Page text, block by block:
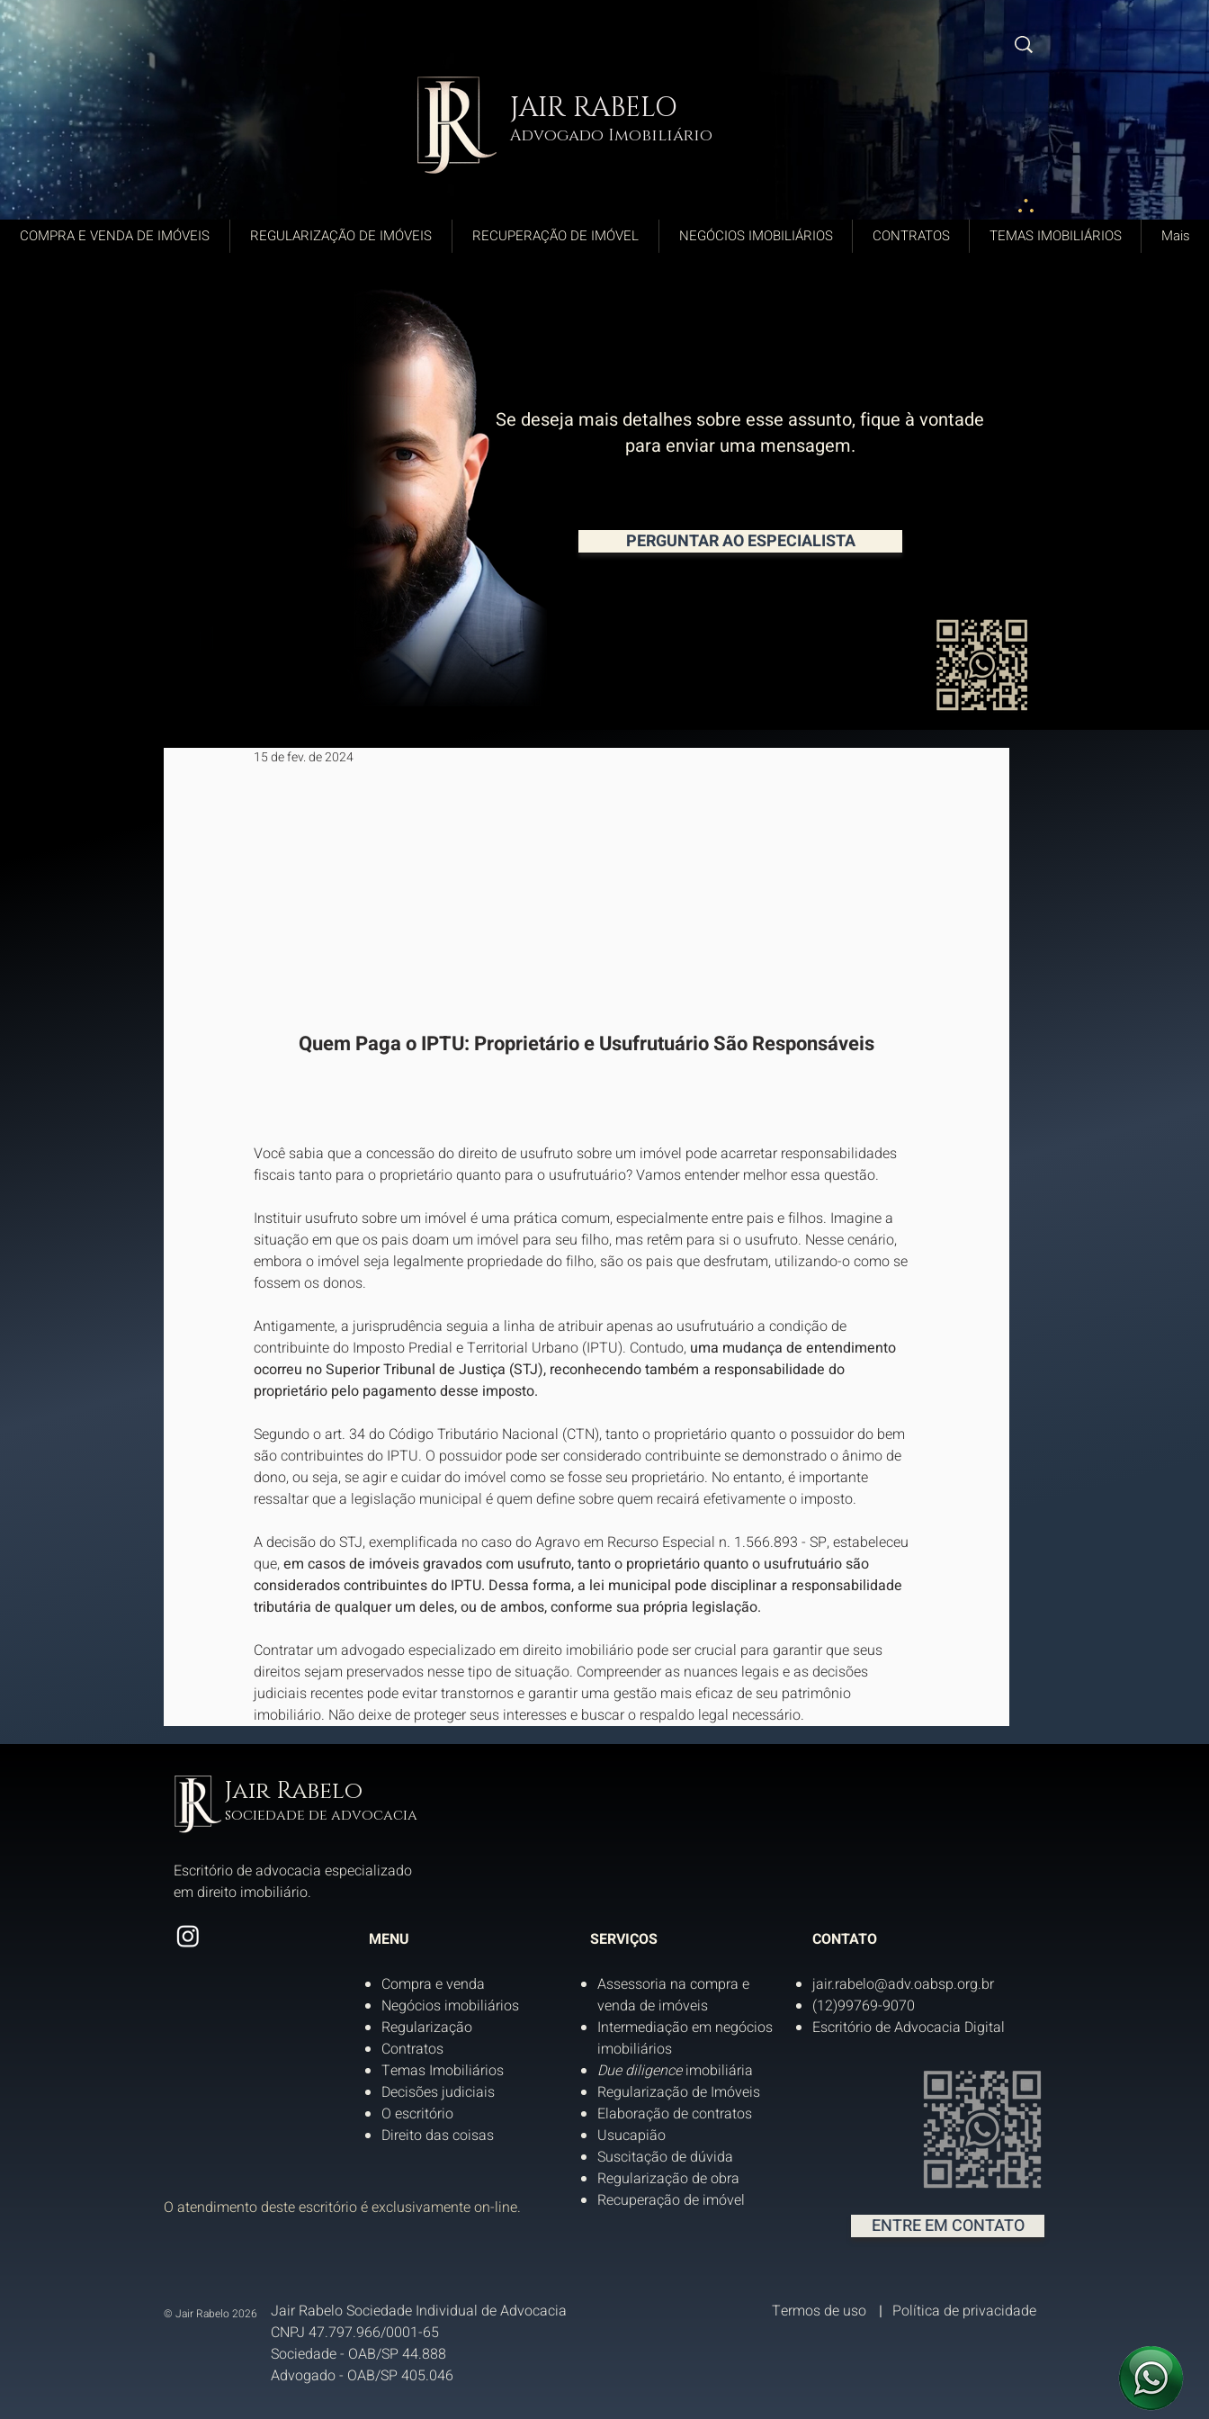
JAIR RABELO
Advogado Imobiliário
COMPRA E VENDA DE IMÓVEIS REGULARIZAÇÃO DE IMÓVEIS RECUPERAÇÃO DE IMÓVEL NEGÓCIOS IMOBILIÁRIOS CONTRATOS TEMAS IMOBILIÁRIOS Mais
Se deseja mais detalhes sobre esse assunto, fique à vontade
para enviar uma mensagem.
PERGUNTAR AO ESPECIALISTA
15 de fev. de 2024
Quem Paga o IPTU: Proprietário e Usufrutuário São Responsáveis
Você sabia que a concessão do direito de usufruto sobre um imóvel pode acarretar responsabilidades
fiscais tanto para o proprietário quanto para o usufrutuário? Vamos entender melhor essa questão.
Instituir usufruto sobre um imóvel é uma prática comum, especialmente entre pais e filhos. Imagine a
situação em que os pais doam um imóvel para seu filho, mas retêm para si o usufruto. Nesse cenário,
embora o imóvel seja legalmente propriedade do filho, são os pais que desfrutam, utilizando-o como se
fossem os donos.
Antigamente, a jurisprudência seguia a linha de atribuir apenas ao usufrutuário a condição de
contribuinte do Imposto Predial e Territorial Urbano (IPTU). Contudo, uma mudança de entendimento
ocorreu no Superior Tribunal de Justiça (STJ), reconhecendo também a responsabilidade do
proprietário pelo pagamento desse imposto.
Segundo o art. 34 do Código Tributário Nacional (CTN), tanto o proprietário quanto o possuidor do bem
são contribuintes do IPTU. O possuidor pode ser considerado contribuinte se demonstrado o ânimo de
dono, ou seja, se agir e cuidar do imóvel como se fosse seu proprietário. No entanto, é importante
ressaltar que a legislação municipal é quem define sobre quem recairá efetivamente o imposto.
A decisão do STJ, exemplificada no caso do Agravo em Recurso Especial n. 1.566.893 - SP, estabeleceu
que, em casos de imóveis gravados com usufruto, tanto o proprietário quanto o usufrutuário são
considerados contribuintes do IPTU. Dessa forma, a lei municipal pode disciplinar a responsabilidade
tributária de qualquer um deles, ou de ambos, conforme sua própria legislação.
Contratar um advogado especializado em direito imobiliário pode ser crucial para garantir que seus
direitos sejam preservados nesse tipo de situação. Compreender as nuances legais e as decisões
judiciais recentes pode evitar transtornos e garantir uma gestão mais eficaz de seu patrimônio
imobiliário. Não deixe de proteger seus interesses e buscar o respaldo legal necessário.
Jair Rabelo
sociedade de advocacia
Escritório de advocacia especializado
em direito imobiliário.
MENU
Compra e venda
Negócios imobiliários
Regularização
Contratos
Temas Imobiliários
Decisões judiciais
O escritório
Direito das coisas
O atendimento deste escritório é exclusivamente on-line.
SERVIÇOS
Assessoria na compra e
venda de imóveis
Intermediação em negócios
imobiliários
Due diligenceimobiliária
Regularização de Imóveis
Elaboração de contratos
Usucapião
Suscitação de dúvida
Regularização de obra
Recuperação de imóvel
CONTATO
jair.rabelo@adv.oabsp.org.br
(12)99769-9070
Escritório de Advocacia Digital
ENTRE EM CONTATO
© Jair Rabelo 2026
Jair Rabelo Sociedade Individual de Advocacia
CNPJ 47.797.966/0001-65
Sociedade - OAB/SP 44.888
Advogado - OAB/SP 405.046
Termos de uso | Política de privacidade